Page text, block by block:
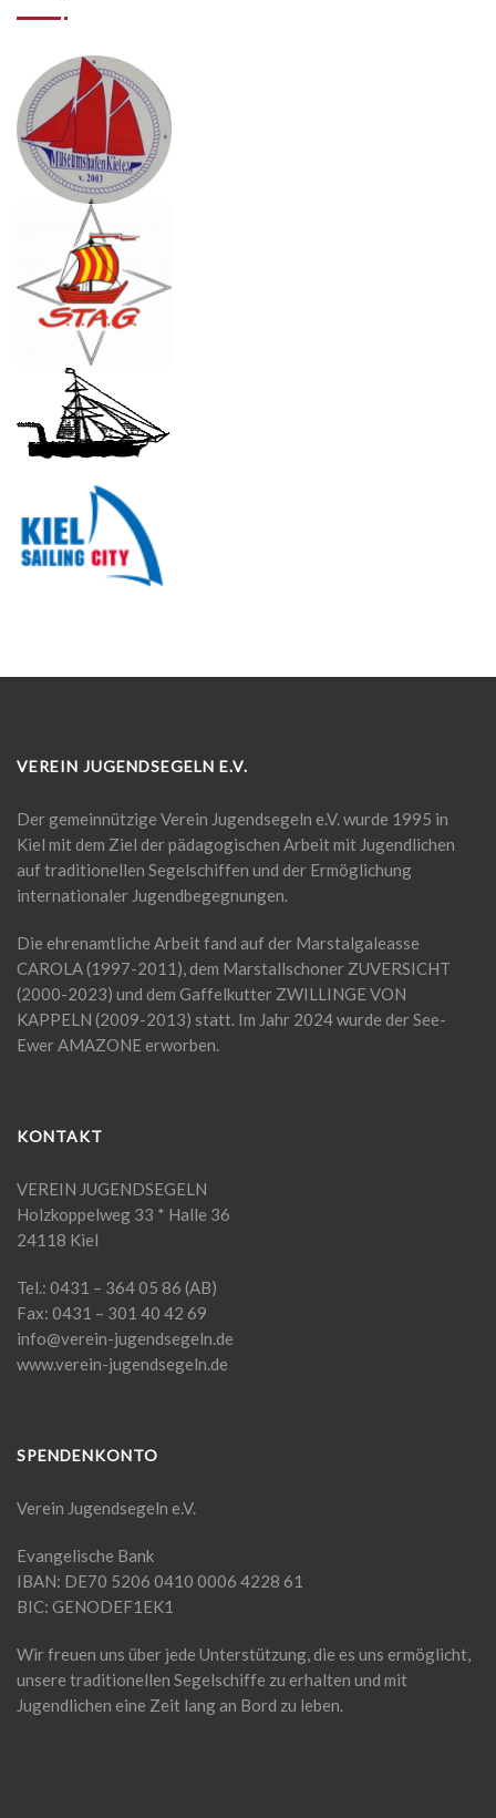
VEREIN JUGENDSEGELN E.V.
Der gemeinnützige Verein Jugendsegeln e.V. wurde 1995 in
Kiel mit dem Ziel der pädagogischen Arbeit mit Jugendlichen
auf traditionellen Segelschiffen und der Ermöglichung
internationaler Jugendbegegnungen.
Die ehrenamtliche Arbeit fand auf der Marstalgaleasse
CAROLA (1997-2011), dem Marstallschoner ZUVERSICHT
(2000-2023) und dem Gaffelkutter ZWILLINGE VON
KAPPELN (2009-2013) statt. Im Jahr 2024 wurde der See-
Ewer AMAZONE erworben.
KONTAKT
VEREIN JUGENDSEGELN
Holzkoppelweg 33 * Halle 36
24118 Kiel
Tel.: 0431 – 364 05 86 (AB)
Fax: 0431 – 301 40 42 69
info@verein-jugendsegeln.de
www.verein-jugendsegeln.de
SPENDENKONTO
Verein Jugendsegeln e.V.
Evangelische Bank
IBAN: DE70 5206 0410 0006 4228 61
BIC: GENODEF1EK1
Wir freuen uns über jede Unterstützung, die es uns ermöglicht,
unsere traditionellen Segelschiffe zu erhalten und mit
Jugendlichen eine Zeit lang an Bord zu leben.